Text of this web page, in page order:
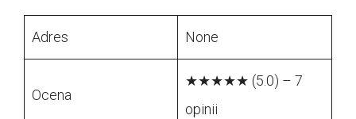
Adres None
Ocena
★★★★★ (5.0) – 7
opinii